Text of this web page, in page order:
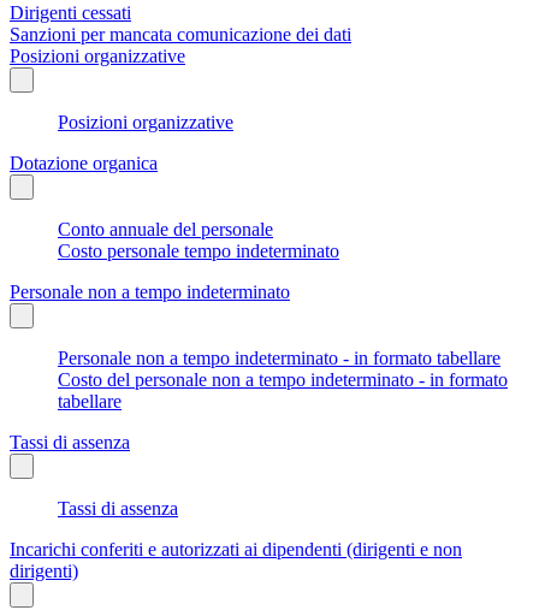
Dirigenti cessati
Sanzioni per mancata comunicazione dei dati
Posizioni organizzative
Posizioni organizzative
Dotazione organica
Conto annuale del personale
Costo personale tempo indeterminato
Personale non a tempo indeterminato
Personale non a tempo indeterminato - in formato tabellare
Costo del personale non a tempo indeterminato - in formato
tabellare
Tassi di assenza
Tassi di assenza
Incarichi conferiti e autorizzati ai dipendenti (dirigenti e non
dirigenti)